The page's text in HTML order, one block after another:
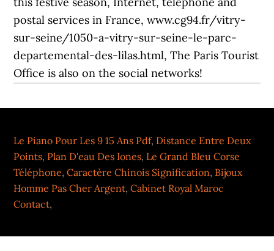
Le Piano Pour Les 9 15 Ans Pdf, Distance Entre Deux
Points, Plan D'eau Des Iones, Le Grand Bleu Corse
Téléphone,Caractère Chinois Signification, Bijoux
Homme Pas Cher Argent,Cabinet Royal Maroc
Contact,